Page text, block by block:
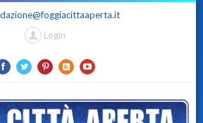
Login